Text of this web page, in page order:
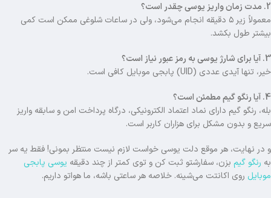
2. مدت زمان واریز یوسی چقدر است؟
معمولاً زیر ۵ دقیقه انجام می‌شود، ولی در ساعات شلوغی ممکن است کمی
بیشتر طول بکشد.
3. آیا برای شارژ یوسی به رمز عبور نیاز است؟
خیر، تنها آیدی عددی (UID) پابجی موبایل کافی است.
4. آیا رنگو گیم مطمئن است؟
بله، رنگو گیم دارای نماد اعتماد الکترونیکی، درگاه پرداخت امن و سابقه واریز
سریع و بدون مشکل برای هزاران کاربر است.
و در نهایت، هر موقع دلت یوسی خواست لازم نیست منتظر بمونی! فقط یه سر
به رنگو گیم بزن، سفارشتو ثبت کن و توی کمتر از چند دقیقه یوسی پابجی
موبایل روی اکانتت می‌شینه. خلاصه هر ساعتی باشه، ما هواتو داریم.